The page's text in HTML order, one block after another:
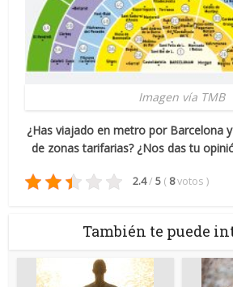
Imagen vía TMB
¿Has viajado en metro por Barcelona
de zonas tarifarias? ¿Nos das tu
2.4/ 5 ( 8votos )
También te puede